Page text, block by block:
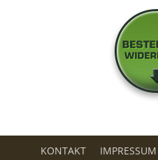
KONTAKT IMPRESSUM